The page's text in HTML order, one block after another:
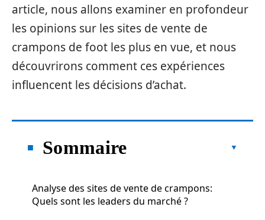
article, nous allons examiner en profondeur
les opinions sur les sites de vente de
crampons de foot les plus en vue, et nous
découvrirons comment ces expériences
influencent les décisions d’achat.
Sommaire
Analyse des sites de vente de crampons:
Quels sont les leaders du marché ?